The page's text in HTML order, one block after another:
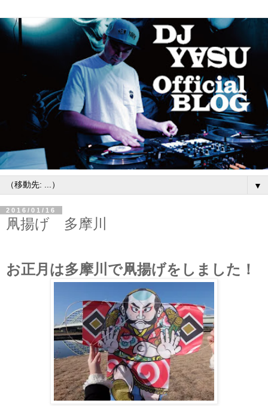
▼
2016/01/16
凧揚げ 多摩川
お正月は多摩川で凧揚げをしました！